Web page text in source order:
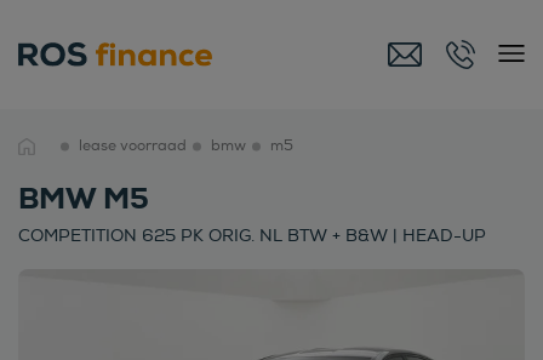
lease voorraad bmw m5
BMW M5
COMPETITION 625 PK ORIG. NL BTW + B&W | HEAD-UP